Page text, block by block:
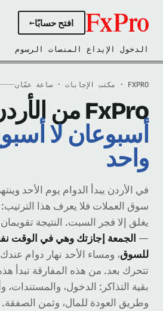
افتح حسابًا→
الدخول الإيداع المنصات الرسوم
FXPRO · مكتب الإجابات · ساعة عمّان
FxPro من الأردن:
أسبوعان لا
واحد
في الأردن يبدأ الدوام يوم الأحد
سوق العملات فلا يعرف هذا الترتيب:
يغلق إلا فجر السبت. النتيجة
— الجمعة إجازتك وهي في الوقت
للسوق، ومساء الأحد نهار دوام عندك
تتحرك بعد. من هذه المفارقة تبدأ
بقية التذاكر: الدخول، والمستندات،
وطريق العودة للمال، وثمن الصفقة.